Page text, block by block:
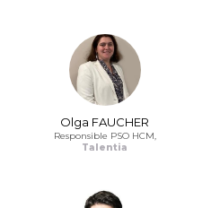
Olga FAUCHER
Responsible PSO HCM,
Talentia